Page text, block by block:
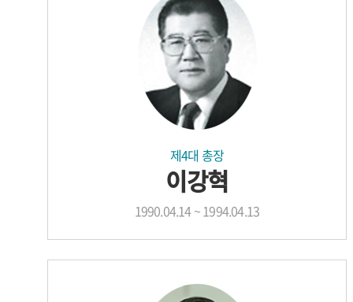
제4대 총장
이강혁
1990.04.14 ~ 1994.04.13